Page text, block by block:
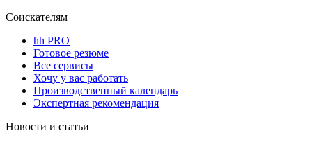
Соискателям
hh PRO
Готовое резюме
Все сервисы
Хочу у вас работать
Производственный календарь
Экспертная рекомендация
Новости и статьи